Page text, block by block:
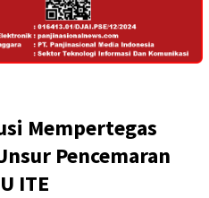
Mempertegas
Pencemaran
ITE